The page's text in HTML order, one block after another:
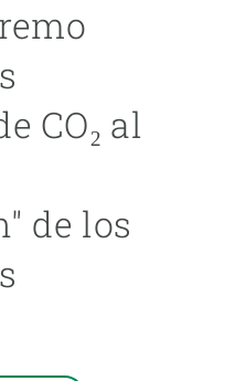
CO₂ al
de los